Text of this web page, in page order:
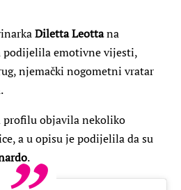
Diletta Leottana
podijelila emotivne vijesti,
njemački nogometni vratar
profilu objavila nekoliko
a u opisu je podijelila da su
.